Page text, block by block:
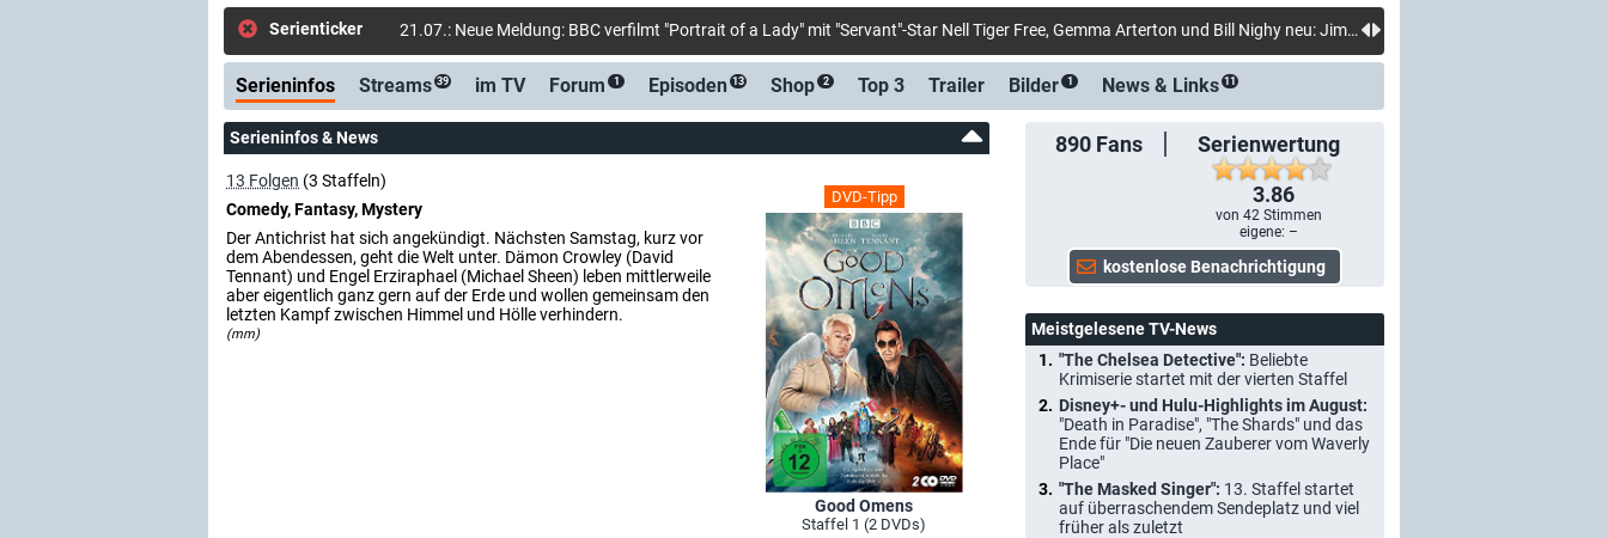
Serienticker 23.05.: Ne
Serieninfos Streams 39 im TV Forum 1 Episoden 13 Shop 2 Top 3 Trailer Bilder 1 News & Links 11
890 Fans
Serienwertung
3.86
von 42Stimmen
eigene: –
Serieninfos & News
DVD-Tipp
Good Omens
Staffel 1 (2 DVDs)
13 Folgen (3 Staffeln)
Comedy, Fantasy, Mystery
Der Antichrist hat sich angekündigt. Nächsten Samstag, kurz vor
dem Abendessen, geht die Welt unter. Dämon Crowley (David
Tennant) und Engel Erziraphael (Michael Sheen) leben mittlerweile
aber eigentlich ganz gern auf der Erde und wollen gemeinsam den
letzten Kampf zwischen Himmel und Hölle verhindern.
(mm)
Meistgelesene TV-News
"The Chelsea Detective": Beliebte
Krimiserie startet mit der vierten Staffel
Disney+- und Hulu-Highlights im August:
"Death in Paradise", "The Shards" und das
Ende für "Die neuen Zauberer vom Waverly
Place"
"The Masked Singer": 13. Staffel startet
auf überraschendem Sendeplatz und viel
früher als zuletzt